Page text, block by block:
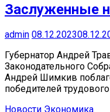
Заслуженные
admin 08.12.2023
Губернатор Андрей
Законодательного
Андрей Шимкив
победителей
Новости Экономика